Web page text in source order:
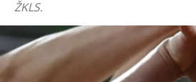
ŽKLS.